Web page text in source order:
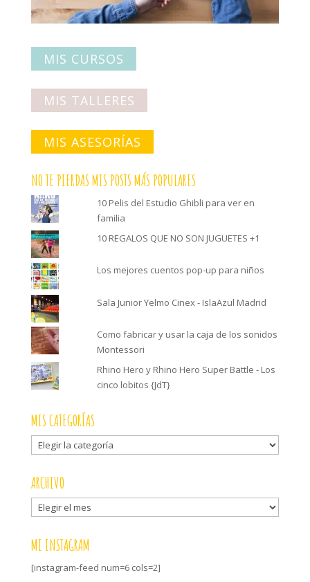
MIS CURSOS
MIS TALLERES
MIS ASESORÍAS
NO TE PIERDAS MIS POSTS MÁS POPULARES
10 Pelis del Estudio Ghibli para ver en
familia
10 REGALOS QUE NO SON JUGUETES +1
Los mejores cuentos pop-up para niños
Sala Junior Yelmo Cinex - IslaAzul Madrid
Como fabricar y usar la caja de los sonidos
Montessori
Rhino Hero y Rhino Hero Super Battle - Los
cinco lobitos {JdT}
MIS CATEGORÍAS
Mis
categorías
ARCHIVO
Archivo
MI INSTAGRAM
[instagram-feed num=6 cols=2]